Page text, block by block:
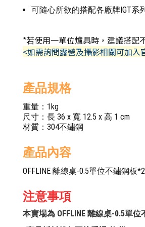
可隨心所欲的搭配各廠牌IGT系
*若使用一單位爐具時，建議搭配
<如需詢問露營及攝影相關可加
產品規格
重量：1kg
尺寸：長 36 x 寬 12.5 x 高 1 cm
材質：304不鏽鋼
產品內容
OFFLINE 離線桌-0.5單位不鏽鋼板*2
注意事項
本賣場為 OFFLINE 離線桌-0.5單